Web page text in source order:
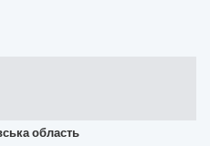
область